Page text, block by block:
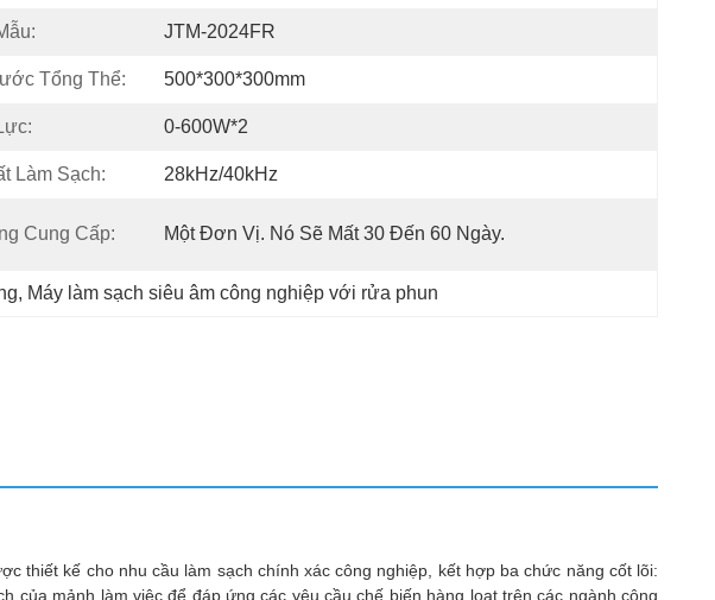
JTM-2024FR
Tổng Thể: 500*300*300mm
0-600W*2
Làm Sạch: 28kHz/40kHz
Cung Cấp: Một Đơn Vị. Nó Sẽ Mất 30 Đến 60 Ngày.
, Máy làm sạch siêu âm công nghiệp với rửa phun
thiết kế cho nhu cầu làm sạch chính xác công nghiệp, kết hợp ba chức năng cốt lõi:
của mảnh làm việc để đáp ứng các yêu cầu chế biến hàng loạt trên các ngành công